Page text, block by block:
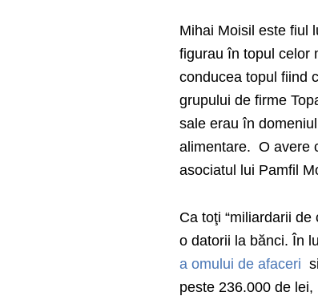
Mihai Moisil este fiul
figurau în topul celor
conducea topul fiind
grupului de firme
sale erau în
alimentare. O avere
asociatul lui Pamfil
Ca toţi “miliardarii
o datorii la bănci. În
a omului de afaceri
peste 236.000 de